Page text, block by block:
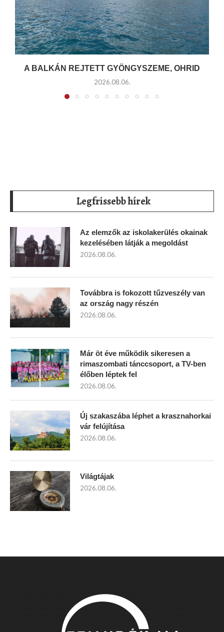
A BALKÁN REJTETT GYÖNGYSZEME, OHRID
2026.08.06.
Legfrissebb hírek
Az elemzők az iskolakerülés okainak
kezelésében látják a megoldást
2026.08.06.
Továbbra is fokozott tűzveszély van
az ország nagy részén
2026.08.06.
Már öt éve működik sikeresen a
rimaszombati tánccsoport, a TV-ben
élőben léptek fel
2026.08.06.
Új szakaszába léphet a krasznahorkai
vár felújítása
2026.08.06.
Világtájak
2026.08.06.